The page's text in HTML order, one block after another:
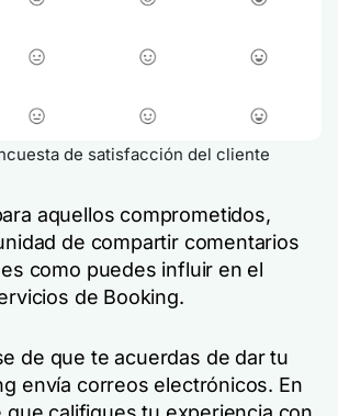
de satisfacción del cliente
aquellos comprometidos,
de compartir comentarios
como puedes influir en el
de Booking.
de que te acuerdas de dar tu
envía correos electrónicos. En